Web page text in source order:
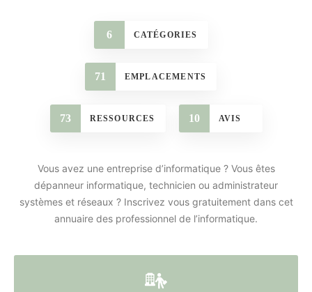
6 CATÉGORIES
71 EMPLACEMENTS
73 RESSOURCES 10 AVIS
Vous avez une entreprise d’informatique ? Vous êtes
dépanneur informatique, technicien ou administrateur
systèmes et réseaux ? Inscrivez vous gratuitement dans cet
annuaire des professionnel de l’informatique.